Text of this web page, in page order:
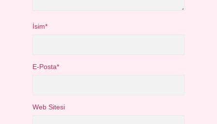
İsim*
E-Posta*
Web Sitesi